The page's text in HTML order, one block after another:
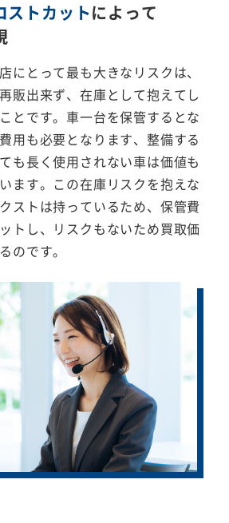
ストカットによって
にとって最も大きなリスクは、
販出来ず、在庫として抱えてし
とです。車一台を保管するとな
用も必要となります、整備する
も長く使用されない車は価値も
ます。この在庫リスクを抱えな
ストは持っているため、保管費
トし、リスクもないため買取価
のです。